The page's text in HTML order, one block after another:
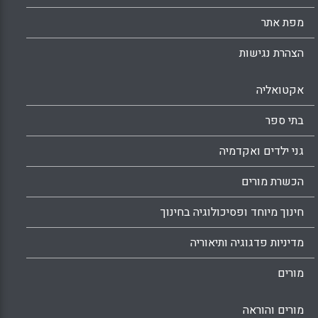
מפת אתר
הצהרת נגישות
אקטואליה
בתי ספר
גני ילדים ואקדמיה
הכשרת מורים
חינוך מיוחד ופסיכולוגיה בחינוך
מדיניות פדגוגיה ותיאוריה
מורים
מורים והוראה